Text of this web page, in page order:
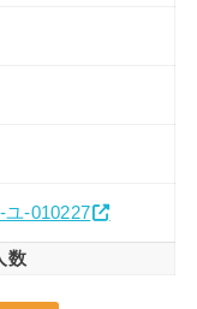
ユ-010227
数